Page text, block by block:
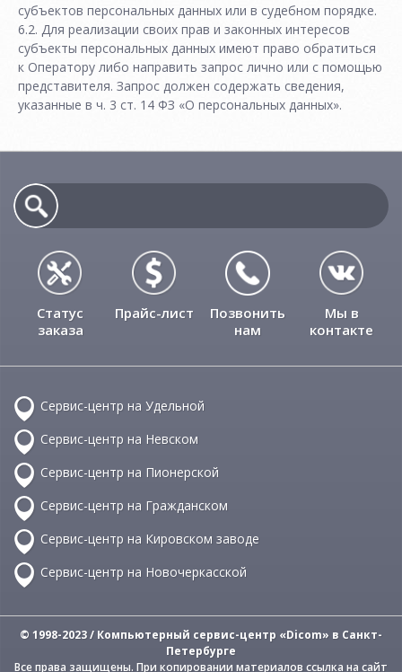
субъектов персональных данных или в судебном порядке.
6.2. Для реализации своих прав и законных интересов
субъекты персональных данных имеют право обратиться
к Оператору либо направить запрос лично или с помощью
представителя. Запрос должен содержать сведения,
указанные в ч. 3 ст. 14 ФЗ «О персональных данных».
Статус
заказа
Прайс-лист
Позвонить
нам
Мы в
контакте
Сервис-центр на Удельной
Сервис-центр на Невском
Сервис-центр на Пионерской
Сервис-центр на Гражданском
Сервис-центр на Кировском заводе
Сервис-центр на Новочеркасской
© 1998-2023 / Компьютерный сервис-центр «Dicom» в Санкт-
Петербурге
Все права защищены. При копировании материалов ссылка на сайт